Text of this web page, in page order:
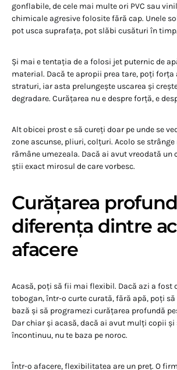
gonflabile, de cele mai multe ori PVC sau
chimicale agresive folosite fără cap. Unele
pot usca suprafața, pot slăbi cusături în timp.
Și mai e tentația de a folosi jet puternic de
material. Dacă te apropii prea tare, poți
straturi, iar asta prelungește uscarea și
degradare. Curățarea nu e despre forță, e
Alt obicei prost e să cureți doar pe unde se
zone ascunse, pliuri, colțuri. Acolo se
rămâne umezeala. Dacă ai avut vreodată un
știi exact mirosul de care vorbesc.
Curățarea
diferența dintre
afacere
Acasă, poți să fii mai flexibil. Dacă azi a fost
tobogan, într-o curte curată, fără apă, poți
bază și să programezi curățarea profundă
Dar chiar și acasă, dacă ai avut mulți copii
încontinuu, nu te baza pe noroc.
Într-o afacere, flexibilitatea are un preț. O